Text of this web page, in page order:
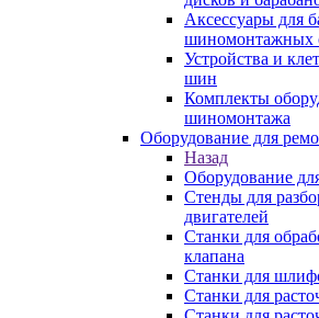
Аксессуары для
шиномонтажных
Устройства и
шин
Комплекты
шиномонтажа
Оборудование для
Назад
Оборудование
Стенды для
двигателей
Станки для
клапана
Станки для
Станки для